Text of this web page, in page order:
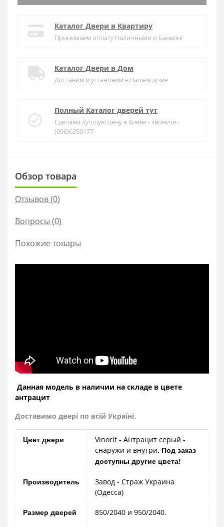
Каталог Двери в Квартиру
Принимаем оплату Наличными и Банкинг
Каталог Двери в Дом
Доставим и установим в Вашем доме
Полный Каталог дверей тут
Сделаем лучшую цену в Киеве - звоните -
(096)6250177
Обзор товара
Отзывов (0)
Вопросы (0)
Похожие товары
Данная модель в наличии на складе в цвете
антрацит
Доставимо двері по всій Україні.
Цвет двери
Vinorit - Антрацит серый -
снаружи и внутри. Под заказ
доступны другие цвета!
Производитель
Завод - Страж Украина
(Одесса)
Размер дверей 850/2040 и 950/2040.